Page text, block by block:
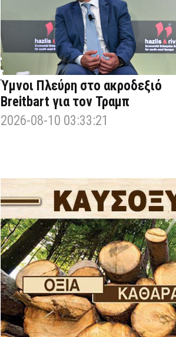
Ύμνοι Πλεύρη στο ακροδεξιό
Breitbart για τον Τραμπ
2026-08-10 03:33:21